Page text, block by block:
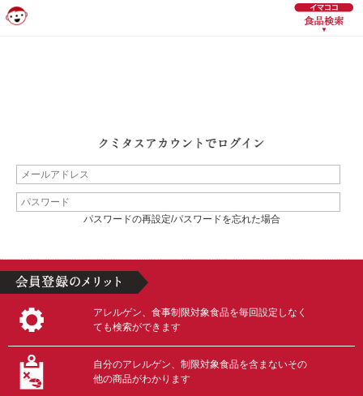
パスワードの再設定/パスワードを忘れた場合
アレルゲン、食事制限対象食品を毎回設定しなく
ても検索ができます
自分のアレルゲン、制限対象食品を含まないその
他の商品がわかります